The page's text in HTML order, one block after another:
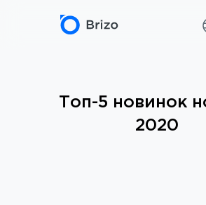
Топ-5 новинок
2020